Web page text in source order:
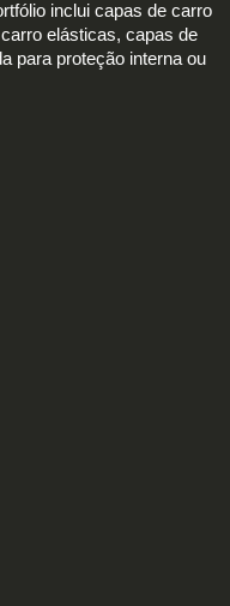
inclui capas de carro
elásticas, capas de
para proteção interna ou